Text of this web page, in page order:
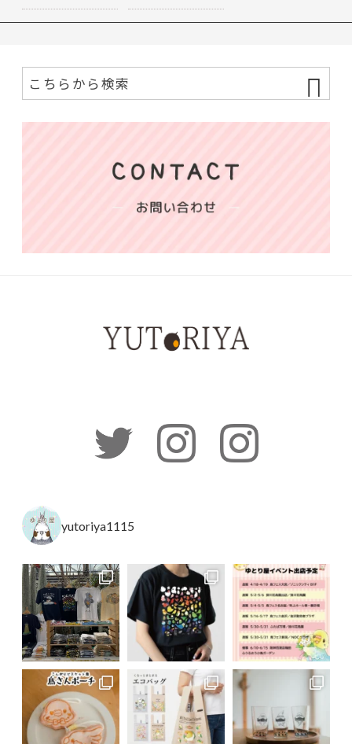
yutoriya1115